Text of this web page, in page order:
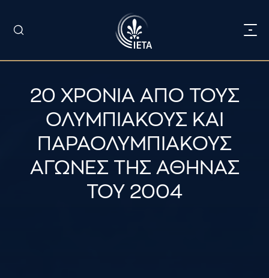
20 ΧΡΟΝΙΑ ΑΠΟ ΤΟΥΣ
ΟΛΥΜΠΙΑΚΟΥΣ ΚΑΙ
ΠΑΡΑΟΛΥΜΠΙΑΚΟΥΣ
ΑΓΩΝΕΣ ΤΗΣ ΑΘΗΝΑΣ
ΤΟΥ 2004